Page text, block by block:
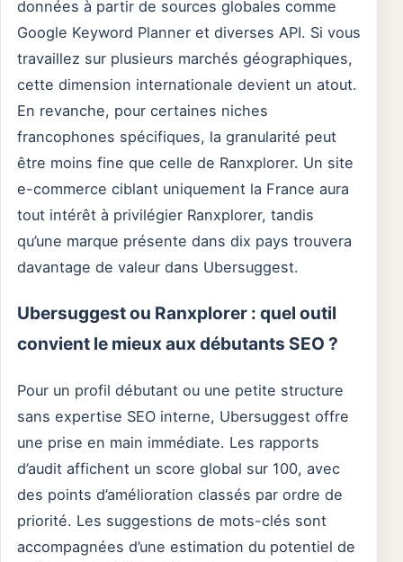
données à partir de sources globales comme
Google Keyword Planner et diverses API. Si vous
travaillez sur plusieurs marchés géographiques,
cette dimension internationale devient un atout.
En revanche, pour certaines niches
francophones spécifiques, la granularité peut
être moins fine que celle de Ranxplorer. Un site
e-commerce ciblant uniquement la France aura
tout intérêt à privilégier Ranxplorer, tandis
qu’une marque présente dans dix pays trouvera
davantage de valeur dans Ubersuggest.
Ubersuggest ou Ranxplorer : quel outil
convient le mieux aux débutants SEO ?
Pour un profil débutant ou une petite structure
sans expertise SEO interne, Ubersuggest offre
une prise en main immédiate. Les rapports
d’audit affichent un score global sur 100, avec
des points d’amélioration classés par ordre de
priorité. Les suggestions de mots-clés sont
accompagnées d’une estimation du potentiel de